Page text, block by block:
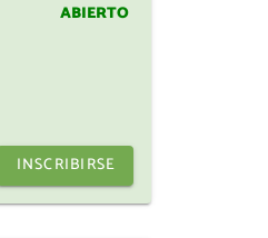
ABIERTO
INSCRIBIRSE